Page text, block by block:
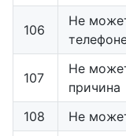
106
Не
107
Не
причина
108
Не